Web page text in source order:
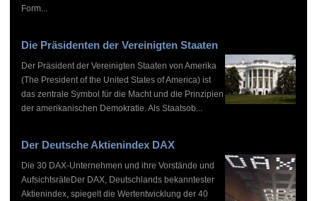
Form...
Die Präsidenten der Vereinigten Staaten
Der Präsident der Vereinigten Staaten von Amerika
(The President of the United States of America) ist
das zentrale Symbol für die Macht und die Prinzipien
der amerikanischen Demokratie. Als Staatsob...
Der Deutsche Aktienindex DAX
Die 30 DAX-Unternehmen und ihre Vorstände und
AufsichtsräteDer DAX, Deutschlands bekanntester
Aktienindex, spiegelt die Wertentwicklung der 40